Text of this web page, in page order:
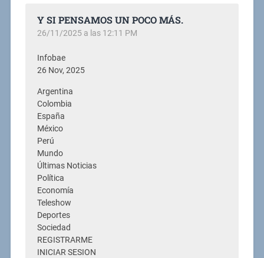
Y SI PENSAMOS UN POCO MÁS.
26/11/2025 a las 12:11 PM
Infobae
26 Nov, 2025
Argentina
Colombia
España
México
Perú
Mundo
Últimas Noticias
Política
Economía
Teleshow
Deportes
Sociedad
REGISTRARME
INICIAR SESION